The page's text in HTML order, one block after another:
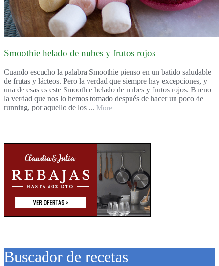
Smoothie helado de nubes y frutos rojos
Cuando escucho la palabra Smoothie pienso en un batido saludable
de frutas y lácteos. Pero la verdad que siempre hay excepciones, y
una de esas es este Smoothie helado de nubes y frutos rojos. Bueno
la verdad que nos lo hemos tomado después de hacer un poco de
running, por aquello de los ... More
Buscador de recetas